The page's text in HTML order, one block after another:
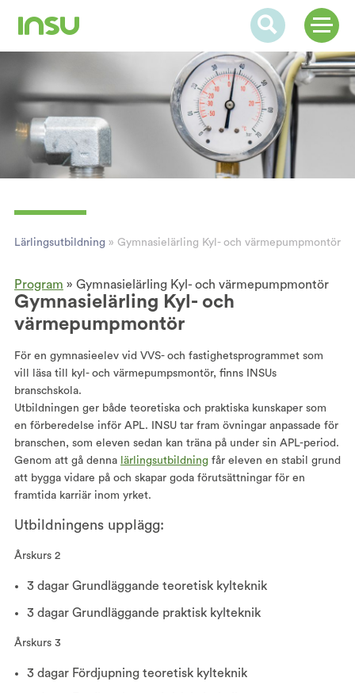
Lärlingsutbildning » Gymnasielärling Kyl- och värmepumpmontör
Program » Gymnasielärling Kyl- och värmepumpmontör
Gymnasielärling Kyl- och
värmepumpmontör
För en gymnasieelev vid VVS- och fastighetsprogrammet som
vill läsa till kyl- och värmepumpsmontör, finns INSUs
branschskola.
Utbildningen ger både teoretiska och praktiska kunskaper som
en förberedelse inför APL. INSU tar fram övningar anpassade för
branschen, som eleven sedan kan träna på under sin APL-period.
Genom att gå denna lärlingsutbildning får eleven en stabil grund
att bygga vidare på och skapar goda förutsättningar för en
framtida karriär inom yrket.
Utbildningens upplägg:
Årskurs 2
3 dagar Grundläggande teoretisk kylteknik
3 dagar Grundläggande praktisk kylteknik
Årskurs 3
3 dagar Fördjupning teoretisk kylteknik